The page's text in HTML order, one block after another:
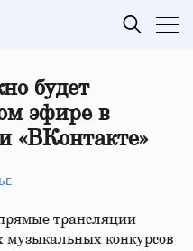
будет
эфире в
«ВКонтакте»
трансляции
конкурсов